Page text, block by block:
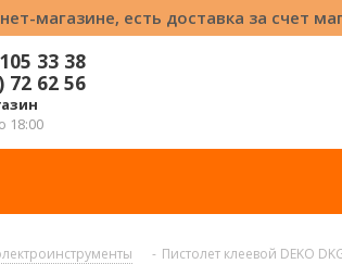
магазине, есть доставка за счет
33 38
72 62 56
18:00
- Пистолет клеевой DEKO